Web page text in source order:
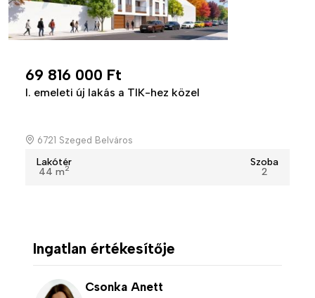
69 816 000 Ft
I. emeleti új lakás a TIK-hez közel
6721 Szeged Belváros
Lakótér
44 m2
Szoba
2
Ingatlan értékesítője
Csonka Anett